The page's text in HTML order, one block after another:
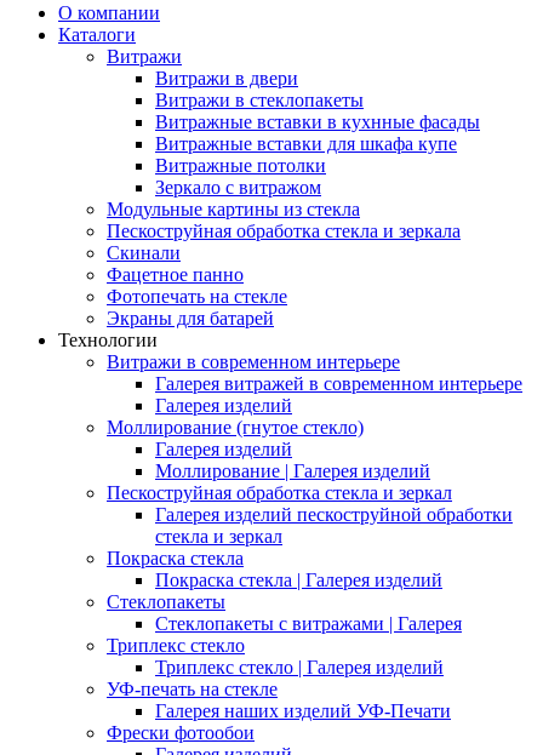
О компании
Каталоги
Витражи
Витражи в двери
Витражи в стеклопакеты
Витражные вставки в кухнные фасады
Витражные вставки для шкафа купе
Витражные потолки
Зеркало с витражом
Модульные картины из стекла
Пескоструйная обработка стекла и зеркала
Скинали
Фацетное панно
Фотопечать на стекле
Экраны для батарей
Технологии
Витражи в современном интерьере
Галерея витражей в современном интерьере
Галерея изделий
Моллирование (гнутое стекло)
Галерея изделий
Моллирование | Галерея изделий
Пескоструйная обработка стекла и зеркал
Галерея изделий пескоструйной обработки
стекла и зеркал
Покраска стекла
Покраска стекла | Галерея изделий
Стеклопакеты
Стеклопакеты с витражами | Галерея
Триплекс стекло
Триплекс стекло | Галерея изделий
УФ-печать на стекле
Галерея наших изделий УФ-Печати
Фрески фотообои